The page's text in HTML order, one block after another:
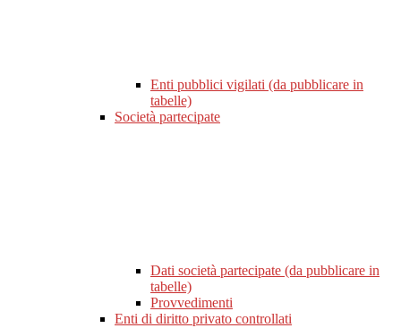
Enti pubblici vigilati (da pubblicare in
tabelle)
Società partecipate
Dati società partecipate (da pubblicare in
tabelle)
Provvedimenti
Enti di diritto privato controllati